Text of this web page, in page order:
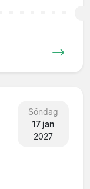
Söndag
17 jan
2027